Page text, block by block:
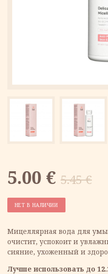
5.45€
цена
5.45 €.
5.00 €
Текущая
цена:
5.00 €.
НЕТ В НАЛИЧИИ
Мицеллярная вода для
очистит, успокоит и
сияние, ухоженный и
Лучше использовать до